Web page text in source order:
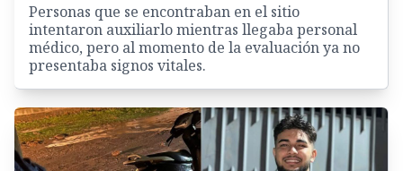
Personas que se encontraban en el sitio
intentaron auxiliarlo mientras llegaba personal
médico, pero al momento de la evaluación ya no
presentaba signos vitales.